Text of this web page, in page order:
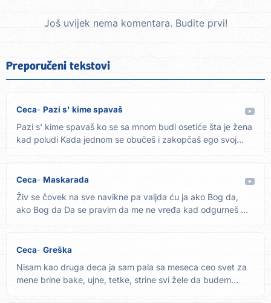
Još uvijek nema komentara. Budite prvi!
Preporučeni tekstovi
Ceca Pazi s' kime spavaš
Pazi s' kime spavaš ko se sa mnom budi osetiće šta je žena
kad poludi Kada jednom se obučeš i zakopčaš ego svoj
Ceca Maskarada
Živ se čovek na sve navikne pa valjda ću ja ako Bog da,
ako Bog da Da se pravim da me ne vređa kad odgurneš me
Ceca Greška
Nisam kao druga deca ja sam pala sa meseca ceo svet za
mene brine bake, ujne, tetke, strine svi žele da budem